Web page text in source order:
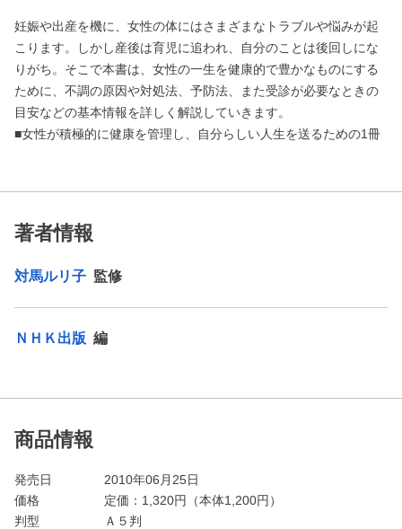
妊娠や出産を機に、女性の体にはさまざまなトラブルや悩みが起
こります。しかし産後は育児に追われ、自分のことは後回しにな
りがち。そこで本書は、女性の一生を健康的で豊かなものにする
ために、不調の原因や対処法、予防法、また受診が必要なときの
目安などの基本情報を詳しく解説していきます。
■女性が積極的に健康を管理し、自分らしい人生を送るための1冊
著者情報
対馬ルリ子 監修
ＮＨＫ出版 編
商品情報
発売日
2010年06月25日
価格
定価： 1,320円（本体1,200円）
判型
Ａ５判